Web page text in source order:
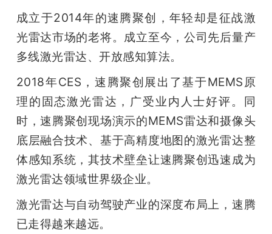
成立于2014年的速腾聚创，年轻却是征战激
光雷达市场的老将。成立至今，公司先后量产
多线激光雷达、开放感知算法。
2018年CES，速腾聚创展出了基于MEMS原
理的固态激光雷达，广受业内人士好评。同
时，速腾聚创现场演示的MEMS雷达和摄像头
底层融合技术、基于高精度地图的激光雷达整
体感知系统，其技术壁垒让速腾聚创迅速成为
激光雷达领域世界级企业。
激光雷达与自动驾驶产业的深度布局上，速腾
已走得越来越远。